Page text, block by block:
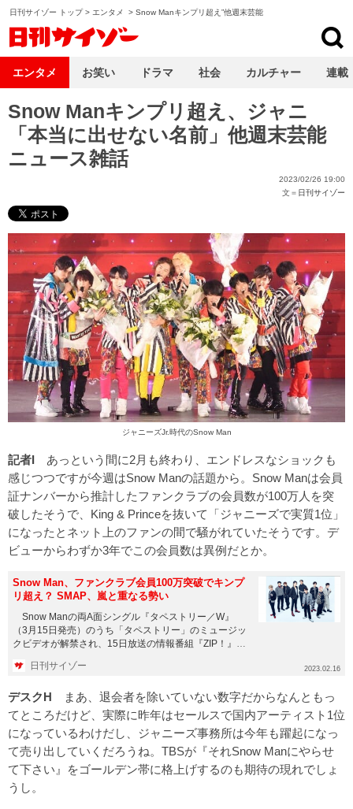
日刊サイゾー トップ> エンタメ > Snow Manキンプリ超え”他週末芸能
Snow Manキンプリ超え、ジャニ
「本当に出せない名前」他週末芸能
ニュース雑話
2023/02/26 19:00
文＝ 日刊サイゾー
ジャニーズJr.時代のSnow Man
記者I あっという間に2月も終わり、エンドレスなショックも
感じつつですが今週はSnow Manの話題から。Snow Manは会員
証ナンバーから推計したファンクラブの会員数が100万人を突
破したそうで、King & Princeを抜いて「ジャニーズで実質1位」
になったとネット上のファンの間で騒がれていたそうです。デ
ビューからわずか3年でこの会員数は異例だとか。
Snow Man、ファンクラブ会員100万突破でキンプ
リ超え？ SMAP、嵐と重なる勢い
Snow Manの両A面シングル『タペストリー／W』
（3月15日発売）のうち「タペストリー」のミュージッ
クビデオが解禁され、15日放送の情報番組『ZIP！』
日刊サイゾー 2023.02.16
デスクH まあ、退会者を除いていない数字だからなんともっ
てところだけど、実際に昨年はセールスで国内アーティスト1位
になっているわけだし、ジャニーズ事務所は今年も躍起になっ
て売り出していくだろうね。TBSが『それSnow Manにやらせ
て下さい』をゴールデン帯に格上げするのも期待の現れでしょ
うし。
エンタメ お笑い ドラマ 社会 カルチャー 連載